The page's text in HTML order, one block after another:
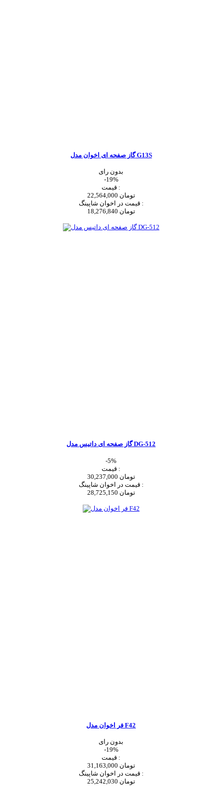
گاز صفحه ای اخوان مدل G13S
بدون رای
-19%
قیمت :
22,564,000 تومان
قیمت در اخوان شاپینگ :
18,276,840 تومان
گاز صفحه ای داتیس مدل DG-512
-5%
قیمت :
30,237,000 تومان
قیمت در اخوان شاپینگ :
28,725,150 تومان
فر اخوان مدل F42
بدون رای
-19%
قیمت :
31,163,000 تومان
قیمت در اخوان شاپینگ :
25,242,030 تومان